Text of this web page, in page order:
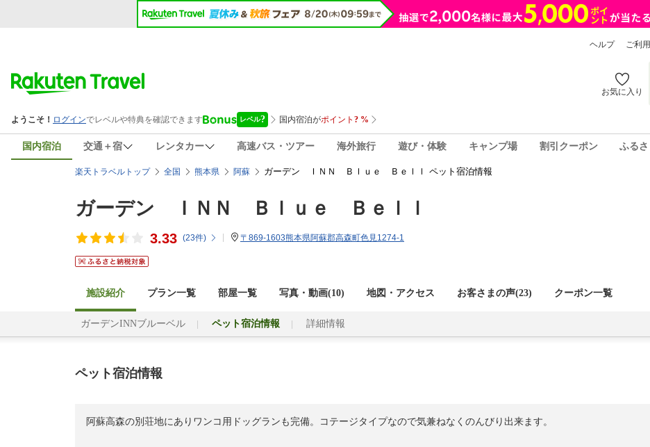
ヘルプ ご利
お気に入り
国内宿泊 交通＋宿 レンタカー 高速バス・ツアー 海外旅行 遊び・体験 キャンプ場 割引クーポン ふる
楽天トラベルトップ 全国 熊本県 阿蘇 ガーデン ＩＮＮ Ｂｌｕｅ Ｂｅｌｌ ペット宿泊情報
ガーデン ＩＮＮ Ｂｌｕｅ Ｂｅｌｌ
3.33 (23件) 〒869-1603熊本県阿蘇郡高森町色見1274-1
施設紹介 プラン一覧 部屋一覧 写真・動画(10) 地図・アクセス お客さまの声(23) クーポン一覧
ガーデンINNブルーベル ペット宿泊情報 詳細情報
ペット宿泊情報
阿蘇高森の別荘地にありワンコ用ドッグランも完備。コテージタイプなので気兼ねなくのんびり出来ます。